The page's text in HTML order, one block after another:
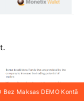
Maksas DEMO Kontā